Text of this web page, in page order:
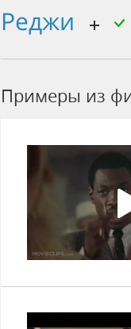
реджи
Примеры из